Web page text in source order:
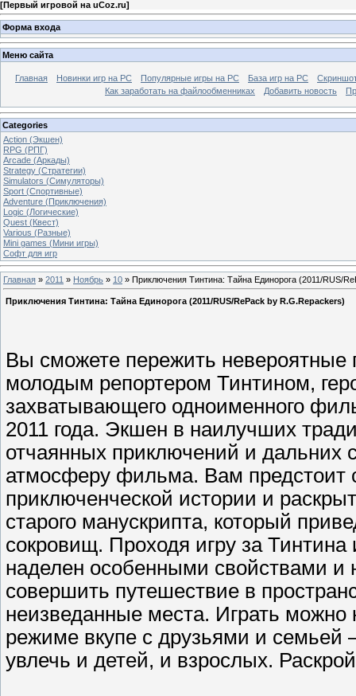
[Первый игровой на uCoz.ru]
Форма входа
Меню сайта
Главная Новинки игр на PC Популярные игры на PC База игр на РС
Как заработать на файлообменниках
Добавить новость
Categories
Action (Экшен)
RPG (РПГ)
Arcade (Аркады)
Strategy (Стратегии)
Simulators (Симуляторы)
Sport (Спортивные)
Adventure (Приключения)
Logic (Логические)
Quest (Квест)
Various (Разные)
Mini games (Мини игры)
Софт для игр
Главная » 2011 » Ноябрь » 10 » Приключения Тинтина: Тайна Единорога (2011/RUS/
Приключения Тинтина: Тайна Единорога (2011/RUS/RePack by R.G.Repackers)
Вы сможете пережить
молодым репортером Тинтином,
захватывающего одноименного
2011 года. Экшен в наилучших
отчаянных приключений и дальних
атмосферу фильма. Вам предстоит
приключенческой истории и
старого манускрипта, который
сокровищ. Проходя игру за
наделен особенными свойствами
совершить путешествие в
неизведанные места. Играть можно
режиме вкупе с друзьями и
увлечь и детей, и взрослых.